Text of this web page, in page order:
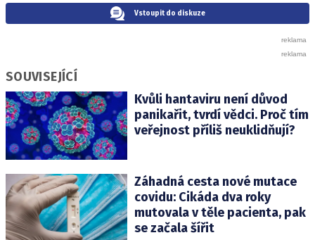
Vstoupit do diskuze
SOUVISEJÍCÍ
Kvůli hantaviru není důvod
panikařit, tvrdí vědci. Proč tím
veřejnost příliš neuklidňují?
Záhadná cesta nové mutace
covidu: Cikáda dva roky
mutovala v těle pacienta, pak
se začala šířit